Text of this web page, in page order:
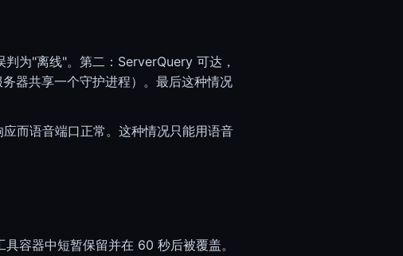
为"离线"。第二：ServerQuery 可达，
器共享一个守护进程）。最后这种情况
而语音端口正常。这种情况只能用语音
容器中短暂保留并在 60 秒后被覆盖。